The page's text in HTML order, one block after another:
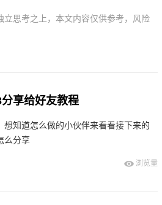
思考之上，本文内容仅供参考，风险
享给好友教程
知道怎么做的小伙伴来看看接下来的
么分享
浏览量